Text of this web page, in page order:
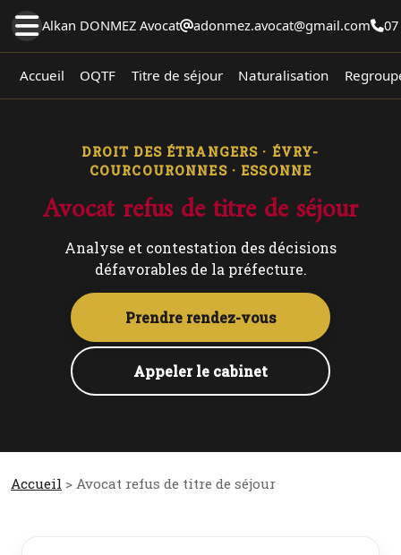
Alkan DONMEZ Avocat adonmez.avocat@gmail.com
Accueil OQTF Titre de séjour Naturalisation
DROIT DES ÉTRANGERS · ÉVRY-
COURCOURONNES · ESSONNE
Avocat refus de titre de séjour
Analyse et contestation des décisions
défavorables de la préfecture.
Prendre rendez-vous
Appeler le cabinet
Accueil > Avocat refus de titre de séjour